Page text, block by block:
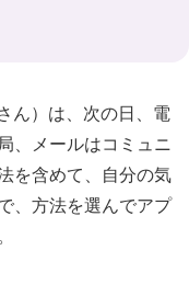
ん）は、次の日、電
、メールはコミュニ
を含めて、自分の気
、方法を選んでアプ